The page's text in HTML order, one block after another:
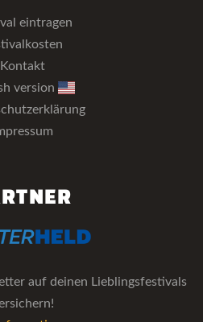
eintragen
Kontakt
version
auf deinen Lieblingsfestivals